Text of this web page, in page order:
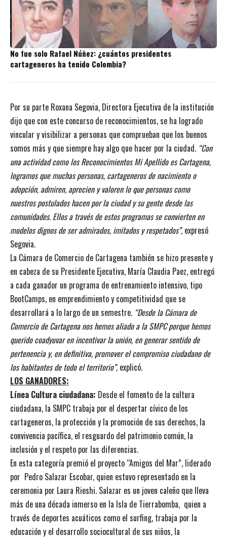
No fue solo Rafael Núñez: ¿cuántos presidentes
cartageneros ha tenido Colombia?
Por su parte Roxana Segovia, Directora Ejecutiva de la institución
dijo que con este concurso de reconocimientos, se ha logrado
vincular y visibilizar a personas que comprueban que los buenos
somos más y que siempre hay algo que hacer por la ciudad. “Con
una actividad como los Reconocimientos Mi Apellido es Cartagena,
logramos que muchas personas, cartageneros de nacimiento o
adopción, admiren, aprecien y valoren lo que personas como
nuestros postulados hacen por la ciudad y su gente desde las
comunidades. Ellos a través de estos programas se convierten en
modelos dignos de ser admirados, imitados y respetados”, expresó
Segovia.
La Cámara de Comercio de Cartagena también se hizo presente y
en cabeza de su Presidente Ejecutiva, María Claudia Paez, entregó
a cada ganador un programa de entrenamiento intensivo, tipo
BootCamps, en emprendimiento y competitividad que se
desarrollará a lo largo de un semestre. “Desde la Cámara de
Comercio de Cartagena nos hemos aliado a la SMPC porque hemos
querido coadyuvar en incentivar la unión, en generar sentido de
pertenencia y, en definitiva, promover el compromiso ciudadano de
los habitantes de todo el territorio”, explicó.
LOS GANADORES:
Línea Cultura ciudadana: Desde el fomento de la cultura
ciudadana, la SMPC trabaja por el despertar cívico de los
cartageneros, la protección y la promoción de sus derechos, la
convivencia pacífica, el resguardo del patrimonio común, la
inclusión y el respeto por las diferencias.
En esta categoría premió el proyecto “Amigos del Mar”, liderado
por Pedro Salazar Escobar, quien estuvo representado en la
ceremonia por Laura Rieshi. Salazar es un joven caleño que lleva
más de una década inmerso en la Isla de Tierrabomba, quien a
través de deportes acuáticos como el surfing, trabaja por la
educación y el desarrollo sociocultural de sus niños, la